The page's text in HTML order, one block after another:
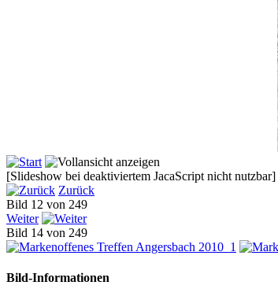
[Slideshow bei deaktiviertem JacaScript nicht nutzbar]
Zurück
Bild 12 von 249
Weiter
Bild 14 von 249
Bild-Informationen